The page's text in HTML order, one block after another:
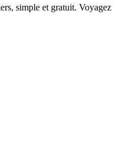
simple et gratuit. Voyagez